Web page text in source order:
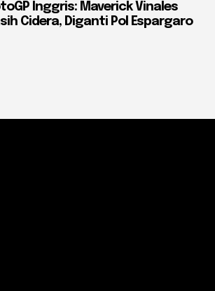
Inggris: Maverick Vinales
Cidera, Diganti Pol Espargaro